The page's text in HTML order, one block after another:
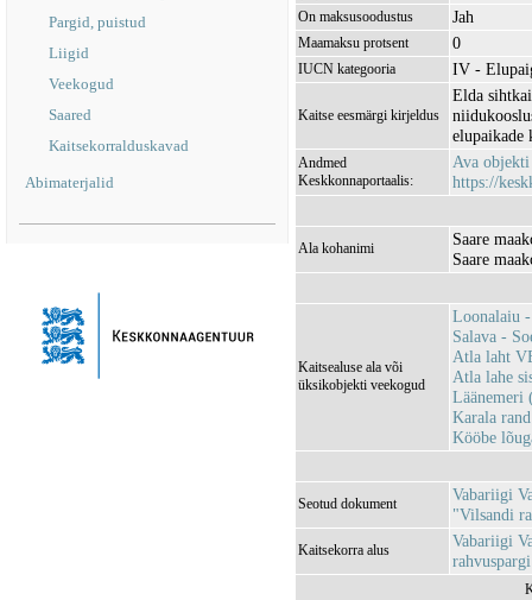
Pargid, puistud
Liigid
Veekogud
Saared
Kaitsekorralduskavad
Abimaterjalid
On maksusoodustus Jah
Maamaksu protsent 0
IUCN kategooria IV -
Kaitse eesmärgi kirjeldus
Elda
elupaikade
Andmed
Keskkonnaportaalis:
Ava objekti
https://
Ala kohanimi
Saare
Saare
Kaitsealuse ala või
üksikobjekti veekogud
Loonalaiu
Salava -
Atla laht
Atla lahe
Läänemeri
Karala
Kööbe
Seotud dokument
Vabariigi
"Vilsandi
Kaitsekorra alus
Vabariigi